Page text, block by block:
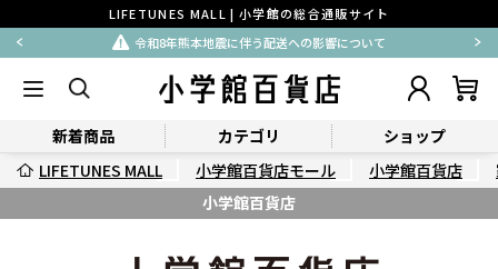
LIFETUNES MALL | 小学館の総合通販サイト
令和8年熊本地震に伴う配送への影響について
新着商品 カテゴリ
ショップ
LIFETUNES MALL
小学館百貨店モール 小学館百貨店
小学館百貨店